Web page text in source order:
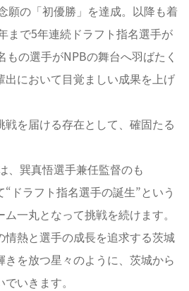
願の「初優勝」を達成。以降も着
まで5年連続ドラフト指名選手が
の選手がNPBの舞台へ羽ばたく
出において目覚ましい成果を上げ
を届ける存在として、確固たる
、巽真悟選手兼任監督のも
“ドラフト指名選手の誕生”という
一丸となって挑戦を続けます。
熱と選手の成長を追求する茨城
を放つ星々のように、茨城から
いきます。